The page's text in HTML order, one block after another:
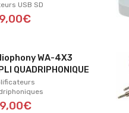
USB SD
WA-4X3
QUADRIPHONIQUE